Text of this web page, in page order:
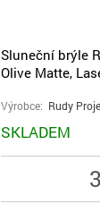
Sluneční brýle
Olive Matte,
Výrobce: Rudy
SKLADEM